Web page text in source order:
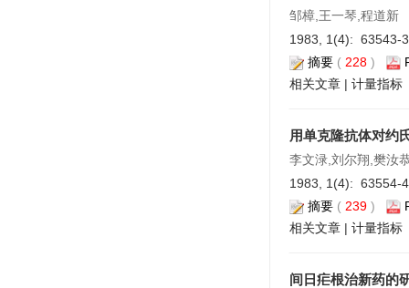
邹樟,王一琴,程道新
1983, 1(4): 63543-
摘要 ( 228 )
相关文章 | 计量指标
用单克隆抗体对约
李文渌,刘尔翔,樊汝
1983, 1(4): 63554-
摘要 ( 239 )
相关文章 | 计量指标
间日疟根治新药的